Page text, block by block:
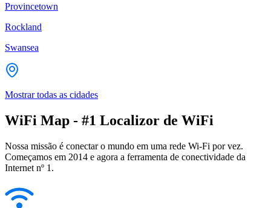
Provincetown
Rockland
Swansea
Mostrar todas as cidades
WiFi Map - #1 Localizor de WiFi
Nossa missão é conectar o mundo em uma rede Wi-Fi por vez.
Começamos em 2014 e agora a ferramenta de conectividade da
Internet nº 1.